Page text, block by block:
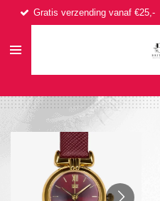
naar
hoofdinhoud
Gratis verzending vanaf €25,-